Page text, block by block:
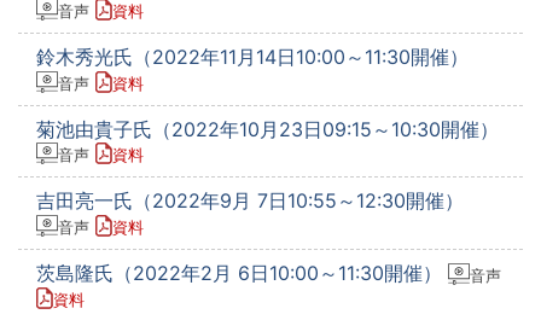
音声 資料
鈴木秀光氏（2022年11月14日10:00～11:30開催）
音声 資料
菊池由貴子氏（2022年10月23日09:15～10:30開催）
音声 資料
吉田亮一氏（2022年9月 7日10:55～12:30開催）
音声 資料
茨島隆氏（2022年2月 6日10:00～11:30開催）
音声
資料